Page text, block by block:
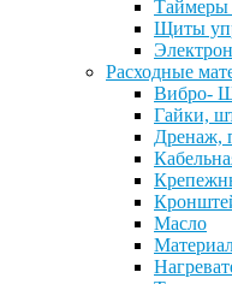
Таймеры
Щиты
Расходные
Вибро-
Гайки,
Дренаж,
Масло